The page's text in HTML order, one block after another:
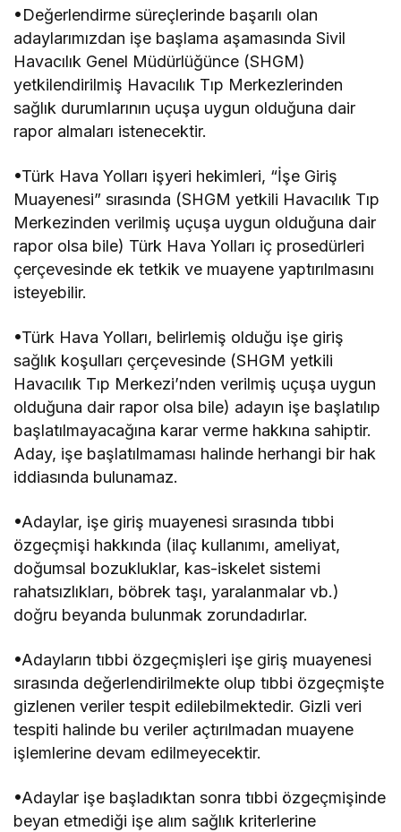
•Değerlendirme süreçlerinde başarılı olan
adaylarımızdan işe başlama aşamasında Sivil
Havacılık Genel Müdürlüğünce (SHGM)
yetkilendirilmiş Havacılık Tıp Merkezlerinden
sağlık durumlarının uçuşa uygun olduğuna dair
rapor almaları istenecektir.
•Türk Hava Yolları işyeri hekimleri, “İşe Giriş
Muayenesi” sırasında (SHGM yetkili Havacılık Tıp
Merkezinden verilmiş uçuşa uygun olduğuna dair
rapor olsa bile) Türk Hava Yolları iç prosedürleri
çerçevesinde ek tetkik ve muayene yaptırılmasını
isteyebilir.
•Türk Hava Yolları, belirlemiş olduğu işe giriş
sağlık koşulları çerçevesinde (SHGM yetkili
Havacılık Tıp Merkezi’nden verilmiş uçuşa uygun
olduğuna dair rapor olsa bile) adayın işe başlatılıp
başlatılmayacağına karar verme hakkına sahiptir.
Aday, işe başlatılmaması halinde herhangi bir hak
iddiasında bulunamaz.
•Adaylar, işe giriş muayenesi sırasında tıbbi
özgeçmişi hakkında (ilaç kullanımı, ameliyat,
doğumsal bozukluklar, kas-iskelet sistemi
rahatsızlıkları, böbrek taşı, yaralanmalar vb.)
doğru beyanda bulunmak zorundadırlar.
•Adayların tıbbi özgeçmişleri işe giriş muayenesi
sırasında değerlendirilmekte olup tıbbi özgeçmişte
gizlenen veriler tespit edilebilmektedir. Gizli veri
tespiti halinde bu veriler açtırılmadan muayene
işlemlerine devam edilmeyecektir.
•Adaylar işe başladıktan sonra tıbbi özgeçmişinde
beyan etmediği işe alım sağlık kriterlerine